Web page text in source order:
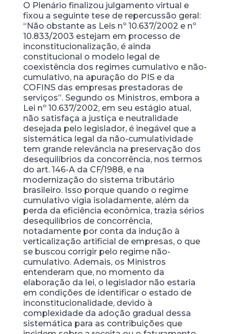
O Plenário finalizou julgamento virtual e
fixou a seguinte tese de repercussão geral:
“Não obstante as Leis nº 10.637/2002 e nº
10.833/2003 estejam em processo de
inconstitucionalização, é ainda
constitucional o modelo legal de
coexistência dos regimes cumulativo e não-
cumulativo, na apuração do PIS e da
COFINS das empresas prestadoras de
serviços”. Segundo os Ministros, embora a
Lei nº 10.637/2002, em seu estágio atual,
não satisfaça a justiça e neutralidade
desejada pelo legislador, é inegável que a
sistemática legal da não-cumulatividade
tem grande relevância na preservação dos
desequilíbrios da concorrência, nos termos
do art. 146-A da CF/1988, e na
modernização do sistema tributário
brasileiro. Isso porque quando o regime
cumulativo vigia isoladamente, além da
perda da eficiência econômica, trazia sérios
desequilíbrios de concorrência,
notadamente por conta da indução à
verticalização artificial de empresas, o que
se buscou corrigir pelo regime não-
cumulativo. Ademais, os Ministros
entenderam que, no momento da
elaboração da lei, o legislador não estaria
em condições de identificar o estado de
inconstitucionalidade, devido à
complexidade da adoção gradual dessa
sistemática para as contribuições que